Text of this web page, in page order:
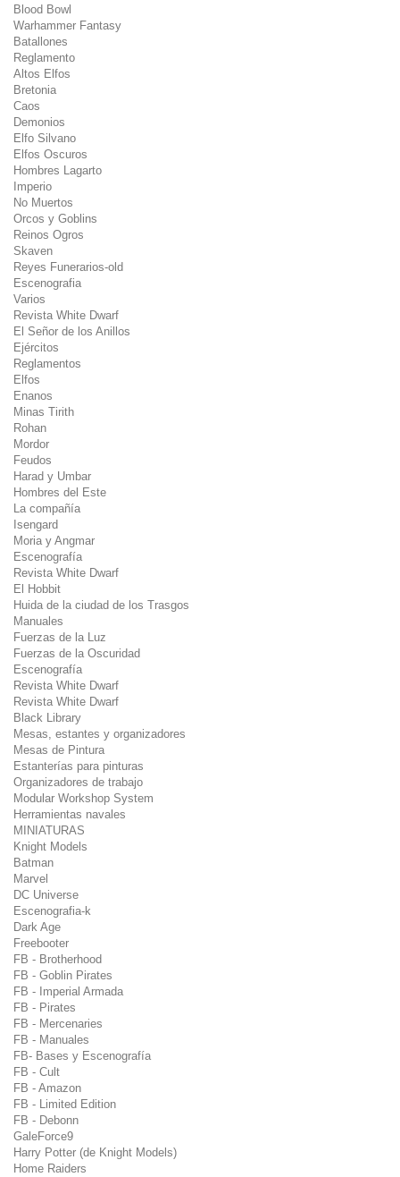
Blood Bowl
Warhammer Fantasy
Batallones
Reglamento
Altos Elfos
Bretonia
Caos
Demonios
Elfo Silvano
Elfos Oscuros
Hombres Lagarto
Imperio
No Muertos
Orcos y Goblins
Reinos Ogros
Skaven
Reyes Funerarios-old
Escenografia
Varios
Revista White Dwarf
El Señor de los Anillos
Ejércitos
Reglamentos
Elfos
Enanos
Minas Tirith
Rohan
Mordor
Feudos
Harad y Umbar
Hombres del Este
La compañía
Isengard
Moria y Angmar
Escenografía
Revista White Dwarf
El Hobbit
Huida de la ciudad de los Trasgos
Manuales
Fuerzas de la Luz
Fuerzas de la Oscuridad
Escenografía
Revista White Dwarf
Revista White Dwarf
Black Library
Mesas, estantes y organizadores
Mesas de Pintura
Estanterías para pinturas
Organizadores de trabajo
Modular Workshop System
Herramientas navales
MINIATURAS
Knight Models
Batman
Marvel
DC Universe
Escenografia-k
Dark Age
Freebooter
FB - Brotherhood
FB - Goblin Pirates
FB - Imperial Armada
FB - Pirates
FB - Mercenaries
FB - Manuales
FB- Bases y Escenografía
FB - Cult
FB - Amazon
FB - Limited Edition
FB - Debonn
GaleForce9
Harry Potter (de Knight Models)
Home Raiders